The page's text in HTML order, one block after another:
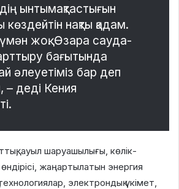
ынтымақтастығын
нақты қадам.
жоқ. Өзара сауда-
бағытында
әлеуетіміз бар деп
– деді Кения
ауыл шаруашылығы, көлік-
жаңартылатын энергия
электрондық үкімет,